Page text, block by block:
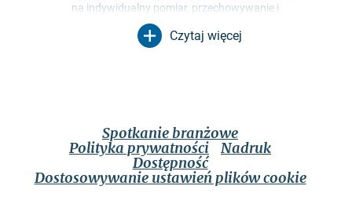
na indywidualny pomiar, przechowywanie i
ocenę współczynników otwarcia i kliknięć w
profilach odbiorców w celu projektowania
swoją zgodę w dowolnym momencie ze
skutkiem na przyszłość. Mogę to zrobić za
pomocą linku rezygnacji z subskrypcji w
odpowiednim biuletynie lub za pośrednictwem
Czytaj więcej
Spotkanie branżowe
Polityka prywatności
Nadruk
Dostępność
Dostosowywanie ustawień plików cookie